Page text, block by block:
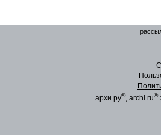
архи.ру®, archi.ru®